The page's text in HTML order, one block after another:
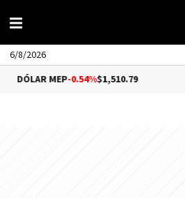
6/8/2026
-0.54%$1,510.79